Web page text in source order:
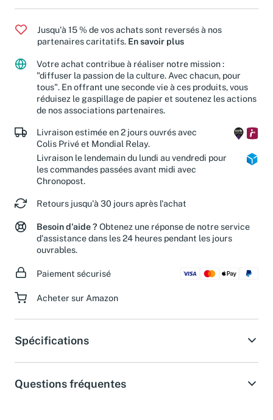
Jusqu'à 15 % de vos achats sont reversés à nos
partenaires caritatifs. En savoir plus
Votre achat contribue à réaliser notre mission :
"diffuser la passion de la culture. Avec chacun, pour
tous". En offrant une seconde vie à ces produits, vous
réduisez le gaspillage de papier et soutenez les actions
de nos associations partenaires.
Livraison estimée en 2 jours ouvrés avec
Colis Privé et Mondial Relay.
Livraison le lendemain du lundi au vendredi pour
les commandes passées avant midi avec
Chronopost.
Retours jusqu'à 30 jours après l'achat
Besoin d'aide ? Obtenez une réponse de notre service
d'assistance dans les 24 heures pendant les jours
ouvrables.
Paiement sécurisé
Acheter sur Amazon
Spécifications
Questions fréquentes